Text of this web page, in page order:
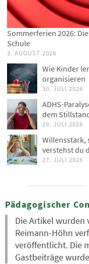
Sommerferien 2026:
Schule
3. AUGUST 2026
Wie Kinder
organisieren
30. JULI 2026
ADHS-
dem
29. JULI 2026
Willensstark,
verstehst du
27. JULI 2026
Pädagogischer
Die Artikel wurden
Reimann-Höhn
veröffentlicht. Die
Gastbeiträge